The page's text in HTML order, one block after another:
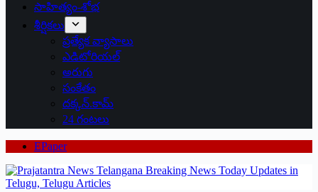
సాహిత్యం-శోభ
శీర్షికలు
ప్రత్యేక వ్యాసాలు
ఎడిటోరియల్
అరుగు
సంకేతం
దక్కన్.కామ్
24 గంటలు
EPaper